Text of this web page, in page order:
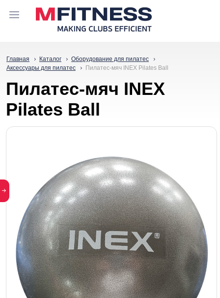
Главная Каталог
Оборудование для пилатес
Аксессуары для пилатес
Пилатес-мяч INEX Pilates Ball
Пилатес-мяч INEX
Pilates Ball